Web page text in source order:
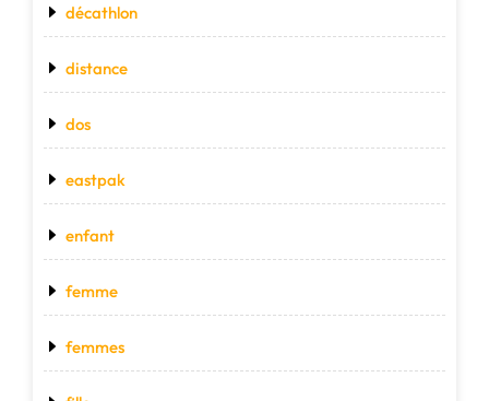
décathlon
distance
dos
eastpak
enfant
femme
femmes